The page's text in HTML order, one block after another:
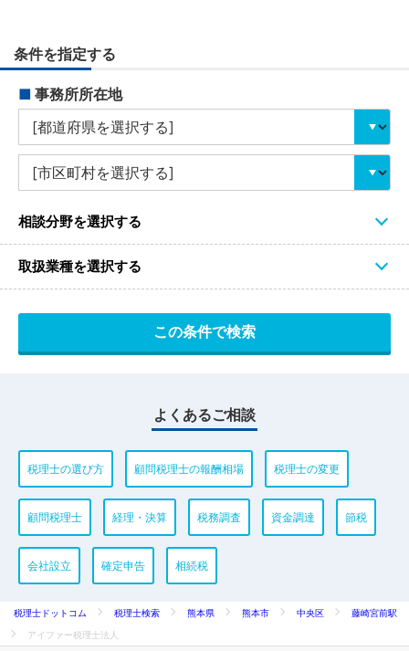
条件を指定する
■ 事務所所在地
相談分野を選択する
取扱業種を選択する
よくあるご相談
税理士の選び方 顧問税理士の報酬相場 税理士の変更
顧問税理士 経理・決算 税務調査 資金調達 節税
会社設立 確定申告 相続税
税理士ドットコム 税理士検索 熊本県 熊本市 中央区
藤崎宮前駅
アイファー税理士法人